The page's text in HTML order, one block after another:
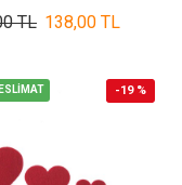
138,00 TL
TL
-19 %